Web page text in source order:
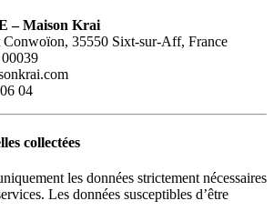
– Maison Krai
Conwoïon, 35550 Sixt-sur-Aff, France
04
collectées
les données strictement nécessaires
Les données susceptibles d’être